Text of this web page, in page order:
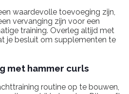
waardevolle toevoeging zijn,
vervanging zijn voor een
training. Overleg altijd met
je besluit om supplementen te
met hammer curls
routine op te bouwen,